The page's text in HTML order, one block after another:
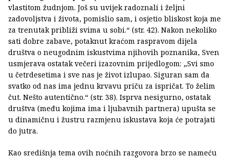
vlastitom žudnjom. Još su uvijek radoznali i željni
zadovoljstva i života, pomislio sam, i osjetio bliskost koja me
za trenutak približi svima u sobi.“ (str. 42). Nakon nekoliko
sati dobre zabave, potaknut kraćom raspravom dijela
društva o neugodnim iskustvima njihovih poznanika, Sven
usmjerava ostatak večeri izazovnim prijedlogom: „Svi smo
u četrdesetima i sve nas je život izlupao. Siguran sam da
svatko od nas ima jednu krvavu priču za ispričat. To želim
čut. Nešto autentično.“ (str. 38). Isprva nesigurno, ostatak
društva (među kojima ima i ljubavnih partnera) upušta se
u dinamičnu i žustru razmjenu iskustava koja će potrajati
do jutra.
Kao središnja tema ovih noćnih razgovora brzo se nameću